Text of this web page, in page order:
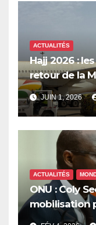
ACTUALITÉS
Hajj 2026 :
retour de la
innovations
JUIN 1, 2026
ACTUALITÉS
ONU : Coly
mobilisation
palestinien